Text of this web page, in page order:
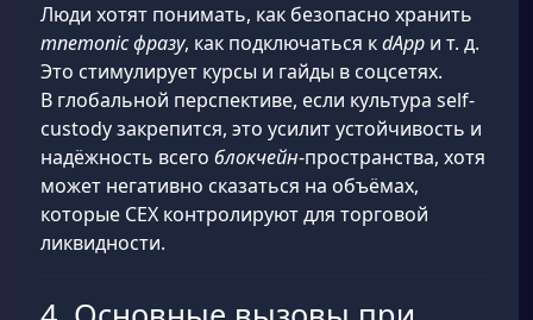
Люди хотят понимать, как безопасно хранить
mnemonic фразу, как подключаться кdApp и т. д.
Это стимулирует курсы и гайды в соцсетях.
В глобальной перспективе, если культура self-
custody закрепится, это усилит устойчивость и
надёжность всего блокчейн-пространства, хотя
может негативно сказаться на объёмах,
которые CEX контролируют для торговой
ликвидности.